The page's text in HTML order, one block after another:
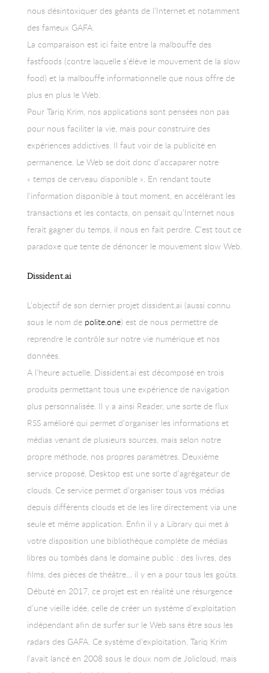
nous désintoxiquer des géants de l’Internet et notamment
des fameux GAFA.
La comparaison est ici faite entre la malbouffe des
fastfoods (contre laquelle s’élève le mouvement de la slow
food) et la malbouffe informationnelle que nous offre de
plus en plus le Web.
Pour Tariq Krim, nos applications sont pensées non pas
pour nous faciliter la vie, mais pour construire des
expériences addictives. Il faut voir de la publicité en
permanence. Le Web se doit donc d’accaparer notre
« temps de cerveau disponible ». En rendant toute
l’information disponible à tout moment, en accélérant les
transactions et les contacts, on pensait qu’Internet nous
ferait gagner du temps, il nous en fait perdre. C’est tout ce
paradoxe que tente de dénoncer le mouvement slow Web.
Dissident.ai
L’objectif de son dernier projet dissident.ai (aussi connu
sous le nom de polite.one) est de nous permettre de
reprendre le contrôle sur notre vie numérique et nos
données.
A l’heure actuelle, Dissident.ai est décomposé en trois
produits permettant tous une expérience de navigation
plus personnalisée. Il y a ainsi Reader, une sorte de flux
RSS amélioré qui permet d’organiser les informations et
médias venant de plusieurs sources, mais selon notre
propre méthode, nos propres paramètres. Deuxième
service proposé, Desktop est une sorte d’agrégateur de
clouds. Ce service permet d’organiser tous vos médias
depuis différents clouds et de les lire directement via une
seule et même application. Enfin il y a Library qui met à
votre disposition une bibliothèque complète de médias
libres ou tombés dans le domaine public : des livres, des
films, des pièces de théâtre… il y en a pour tous les goûts.
Débuté en 2017, ce projet est en réalité une résurgence
d’une vieille idée, celle de créer un système d’exploitation
indépendant afin de surfer sur le Web sans être sous les
radars des GAFA. Ce système d’exploitation, Tariq Krim
l’avait lancé en 2008 sous le doux nom de Jolicloud, mais